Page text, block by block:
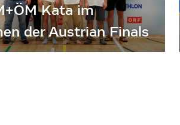
Kata im
der Austrian Finals